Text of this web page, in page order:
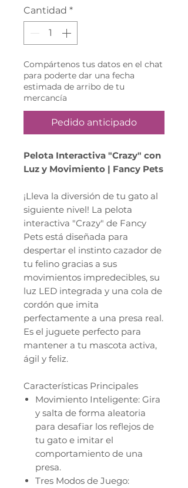
Cantidad *
Compártenos tus datos en el chat
para poderte dar una fecha
estimada de arribo de tu
mercancía
Pedido anticipado
Pelota Interactiva "Crazy" con
Luz y Movimiento | Fancy Pets
¡Lleva la diversión de tu gato al
siguiente nivel! La pelota
interactiva "Crazy" de Fancy
Pets está diseñada para
despertar el instinto cazador de
tu felino gracias a sus
movimientos impredecibles, su
luz LED integrada y una cola de
cordón que imita
perfectamente a una presa real.
Es el juguete perfecto para
mantener a tu mascota activa,
ágil y feliz.
Características Principales
Movimiento Inteligente: Gira
y salta de forma aleatoria
para desafiar los reflejos de
tu gato e imitar el
comportamiento de una
presa.
Tres Modos de Juego: